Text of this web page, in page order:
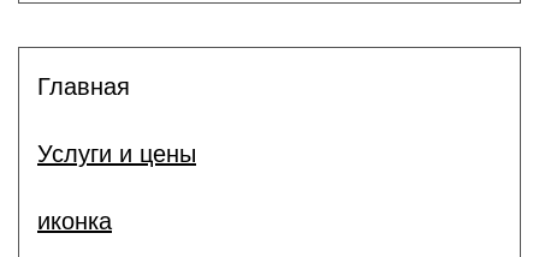
Главная
Услуги и цены
иконка